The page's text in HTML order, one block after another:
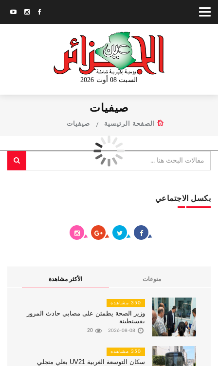
السبت 08 أوت 2026
صيفيات
الصفحة الرئيسية صيفيات
بكسل الاجتماعي
الأكثر مشاهدة منوعات
350 مشاهده
وزير الصحة يطمئن على مصابي حادث المرور
بقسنطينة
350 مشاهده
سكان التوسعة الغربية UV21 بعلي منجلي